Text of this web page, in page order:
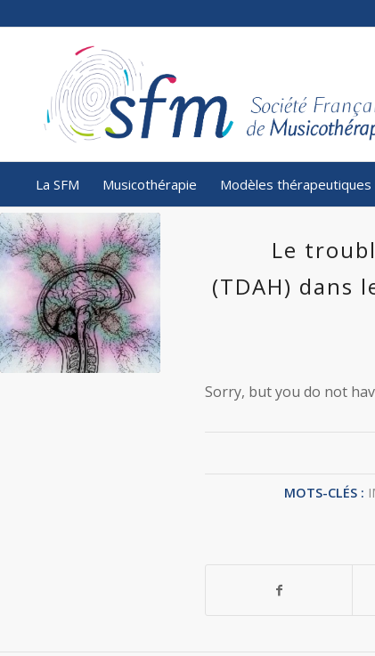
La SFM Musicothérapie Modèles thérapeutiques
Le
(TDAH) dans
Sorry, but you do not
MOTS-CLÉS :